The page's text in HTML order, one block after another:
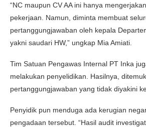
“NC maupun CV AA ini hanya
pekerjaan. Namun, diminta membuat
pertanggungjawaban oleh kepala
yakni saudari HW,” ungkap Mia Amiati.
Tim Satuan Pengawas Internal PT Inka
melakukan penyelidikan. Hasilnya,
pertanggungjawaban yang tidak diyakini
Penyidik pun menduga ada kerugian
pengadaan tersebut. “Hasil audit